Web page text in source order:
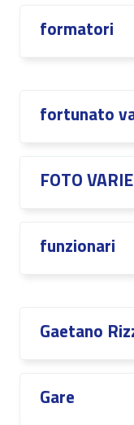
formatori
fortunato
FOTO VARIE
funzionari
Gaetano
Gare